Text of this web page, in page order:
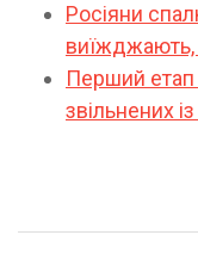
Росіяни
виїжджають,
Перший етап
звільнених